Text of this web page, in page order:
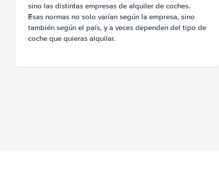
sino las distintas empresas de alquiler de coches.
Esas normas no solo varían según la empresa, sino
también según el país, y a veces dependen del tipo de
coche que quieras alquilar.